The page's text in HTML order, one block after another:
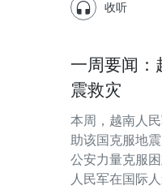
收听
一周要闻：
震救灾
本周，越南人
助该国克服地
公安力量克服
人民军在国际